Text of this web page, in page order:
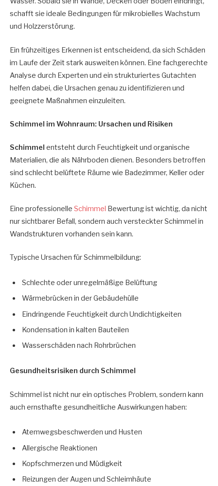
schafft sie ideale Bedingungen für mikrobielles Wachstum
und Holzzerstörung.
Ein frühzeitiges Erkennen ist entscheidend, da sich Schäden
im Laufe der Zeit stark ausweiten können. Eine fachgerechte
Analyse durch Experten und ein strukturiertes Gutachten
helfen dabei, die Ursachen genau zu identifizieren und
geeignete Maßnahmen einzuleiten.
Schimmel im Wohnraum: Ursachen und Risiken
Schimmel entsteht durch Feuchtigkeit und organische
Materialien, die als Nährboden dienen. Besonders betroffen
sind schlecht belüftete Räume wie Badezimmer, Keller oder
Küchen.
Eine professionelle Schimmel Bewertung ist wichtig, da nicht
nur sichtbarer Befall, sondern auch versteckter Schimmel in
Wandstrukturen vorhanden sein kann.
Typische Ursachen für Schimmelbildung:
Schlechte oder unregelmäßige Belüftung
Wärmebrücken in der Gebäudehülle
Eindringende Feuchtigkeit durch Undichtigkeiten
Kondensation in kalten Bauteilen
Wasserschäden nach Rohrbrüchen
Gesundheitsrisiken durch Schimmel
Schimmel ist nicht nur ein optisches Problem, sondern kann
auch ernsthafte gesundheitliche Auswirkungen haben:
Atemwegsbeschwerden und Husten
Allergische Reaktionen
Kopfschmerzen und Müdigkeit
Reizungen der Augen und Schleimhäute